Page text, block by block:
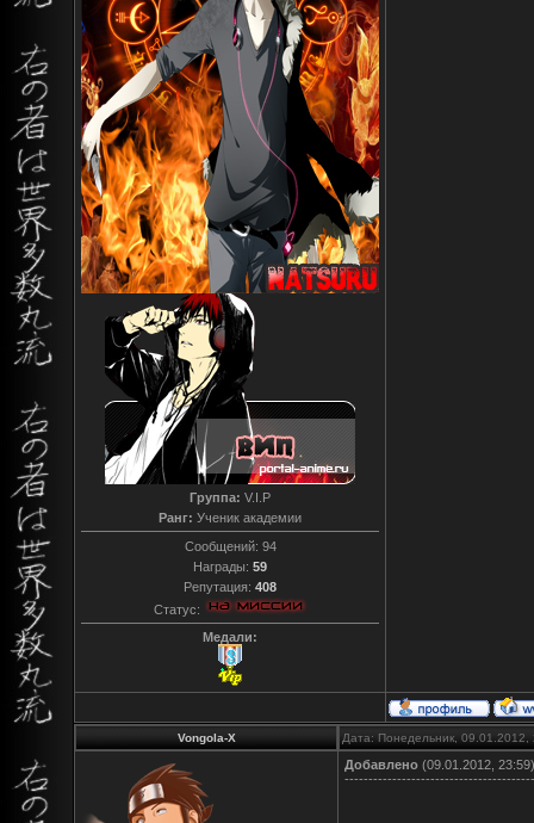
Группа: V.I.P
Ранг: Ученик академии
Сообщений: 94
Награды: 59
Репутация: 408
Статус:
Медали:
Vongola-X Дата: Понедельник,
Добавлено (09.01.2012, 23:59)